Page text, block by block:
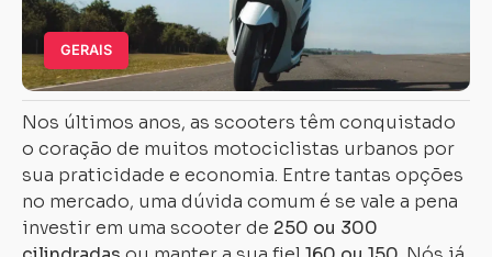
GERAIS
Nos últimos anos, as scooters têm conquistado
o coração de muitos motociclistas urbanos por
sua praticidade e economia. Entre tantas opções
no mercado, uma dúvida comum é se vale a pena
investir em uma scooter de 250 ou 300